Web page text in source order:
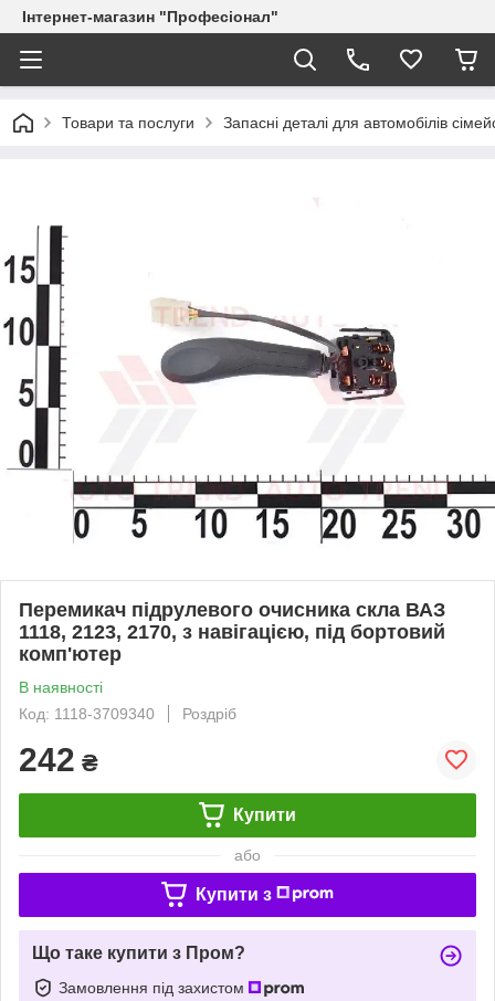
Інтернет-магазин "Професіонал"
Товари та послуги Запасні деталі для автомобілів
Перемикач підрулевого очисника скла ВАЗ
1118, 2123, 2170, з навігацією, під бортовий
комп'ютер
В наявності
Код: 1118-3709340
Роздріб
242 ₴
Купити
або
Купити з
Що таке купити з Пром?
Замовлення під захистом